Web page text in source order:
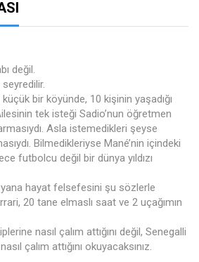
değil.
bir köyünde, 10 kişinin yaşadığı
tek isteği Sadio’nun öğretmen
Asla istemedikleri şeyse
Bilmedikleriyse Mané’nin içindeki
futbolcu değil bir dünya yıldızı
hayat felsefesini şu sözlerle
20 tane elmaslı saat ve 2 uçağımın
nasıl çalım attığını değil, Senegalli
çalım attığını okuyacaksınız.